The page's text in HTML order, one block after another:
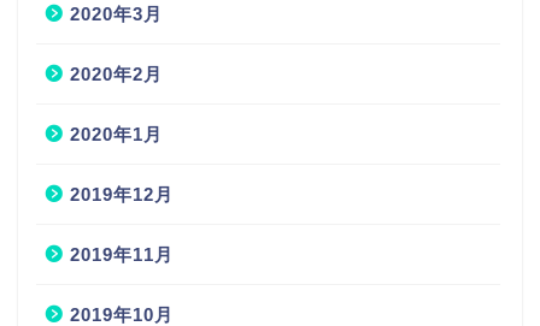
2020年3月
2020年2月
2020年1月
2019年12月
2019年11月
2019年10月